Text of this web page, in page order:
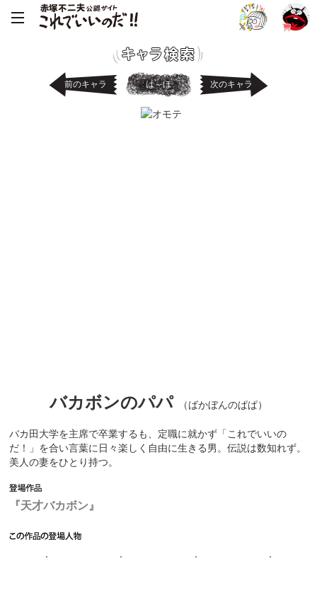
前のキャラ は～ほ 次のキャラ
バカボンのパパ （ばかぼんのぱぱ）
バカ田大学を主席で卒業するも、定職に就かず「これでいいの
だ！」を合い言葉に日々楽しく自由に生きる男。伝説は数知れず。
美人の妻をひとり持つ。
『天才バカボン』